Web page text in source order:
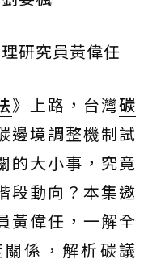
研究員黃偉任
》上路，台灣碳
邊境調整機制試
的大小事，究竟
段動向？本集邀
黃偉任，一解全
係，解析碳議